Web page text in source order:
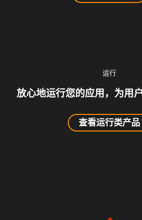
运行
放心地运行您的应用，为用
查看运行类产品